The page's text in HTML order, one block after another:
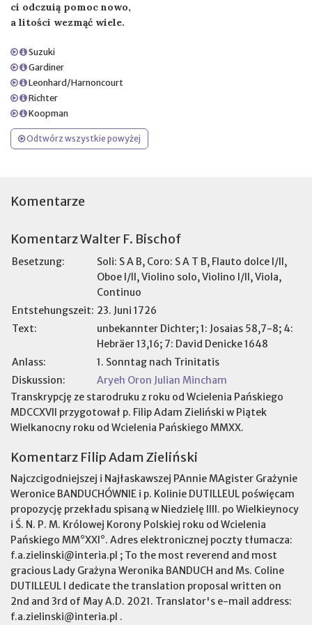
ci odczuią pomoc nowo,
a litości wezmąć wiele.
Suzuki
Gardiner
Leonhard/Harnoncourt
Richter
Koopman
Odtwórz wszystkie powyżej
Komentarze
Komentarz Walter F. Bischof
Besetzung:
Soli: S A B, Coro: S A T B, Flauto dolce I/II,
Oboe I/II, Violino solo, Violino I/II, Viola,
Continuo
Entstehungszeit: 23. Juni 1726
Text:
unbekannter Dichter; 1: Josaias 58,7-8; 4:
Hebräer 13,16; 7: David Denicke 1648
Anlass:
1. Sonntag nach Trinitatis
Diskussion:
Aryeh Oron Julian Mincham
Transkrypcję ze starodruku z roku od Wcielenia Pańskiego
MDCCXVII przygotował p. Filip Adam Zieliński w Piątek
Wielkanocny roku od Wcielenia Pańskiego MMXX.
Komentarz Filip Adam Zieliński
Najczcigodniejszej i Najłaskawszej PAnnie MAgister Grażynie
Weronice BANDUCHÓWNIE i p. Kolinie DUTILLEUL poświęcam
propozycję przekładu spisaną w Niedzielę IIII. po Wielkieynocy
i Ś. N. P. M. Królowej Korony Polskiej roku od Wcielenia
Pańskiego MM°XXI°. Adres elektronicznej poczty tłumacza:
f.a.zielinski@interia.pl ; To the most reverend and most
gracious Lady Grażyna Weronika BANDUCH and Ms. Coline
DUTILLEUL I dedicate the translation proposal written on
2nd and 3rd of May A.D. 2021. Translator's e-mail address:
f.a.zielinski@interia.pl .